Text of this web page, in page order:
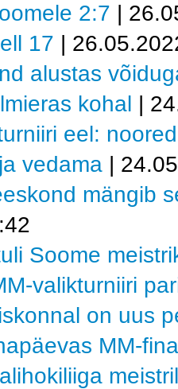
2:7 |
17 |
alustas
kohal |
eel:
vedama |
mängib
Soome
valikturniiri
on uus
MM-